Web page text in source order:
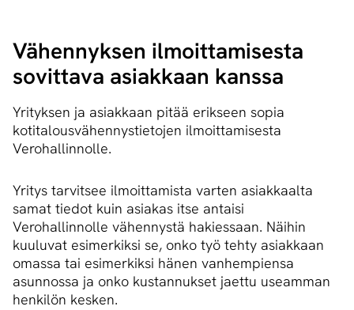
Vähennyksen ilmoittamisesta
sovittava asiakkaan kanssa
Yrityksen ja asiakkaan pitää erikseen sopia
kotitalousvähennystietojen ilmoittamisesta
Verohallinnolle.
Yritys tarvitsee ilmoittamista varten asiakkaalta
samat tiedot kuin asiakas itse antaisi
Verohallinnolle vähennystä hakiessaan. Näihin
kuuluvat esimerkiksi se, onko työ tehty asiakkaan
omassa tai esimerkiksi hänen vanhempiensa
asunnossa ja onko kustannukset jaettu useamman
henkilön kesken.